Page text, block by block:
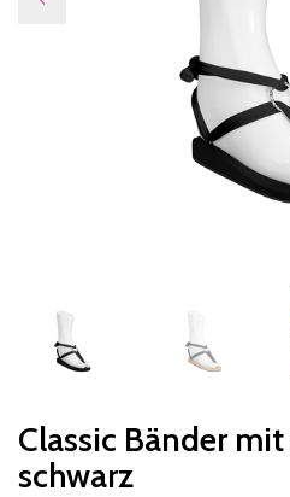
Classic Bänder
schwarz